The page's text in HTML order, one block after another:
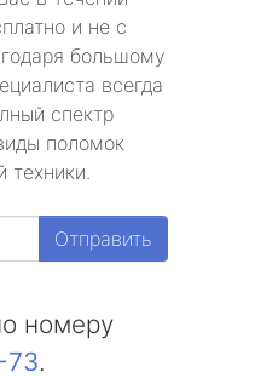
и не с
большому
всегда
спектр
поломок
техники.
Отправить
номеру
73.